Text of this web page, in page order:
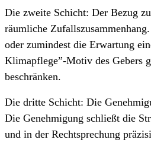
Die zweite Schicht: Der Bezug
räumliche
oder zumindest die Erwartung
Klima­pflege”-Motiv des Gebers
beschränken.
Die dritte Schicht: Die
Die Genehmigung schließt die
und in der Rechtsprechung